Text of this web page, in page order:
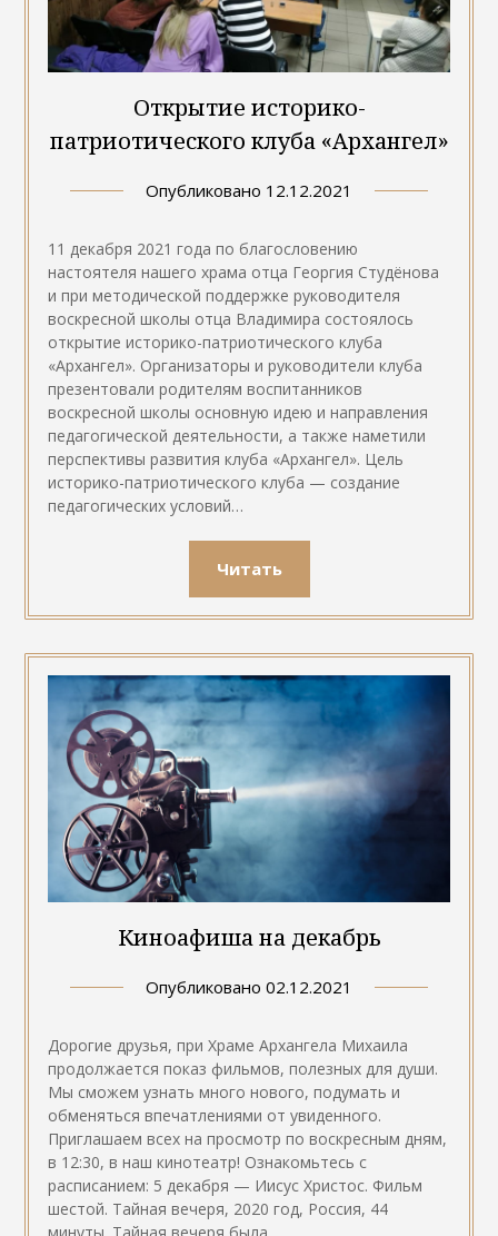
Открытие историко-
патриотического клуба «Архангел»
Опубликовано 12.12.2021
11 декабря 2021 года по благословению
настоятеля нашего храма отца Георгия Студёнова
и при методической поддержке руководителя
воскресной школы отца Владимира состоялось
открытие историко-патриотического клуба
«Архангел». Организаторы и руководители клуба
презентовали родителям воспитанников
воскресной школы основную идею и направления
педагогической деятельности, а также наметили
перспективы развития клуба «Архангел». Цель
историко-патриотического клуба — создание
педагогических условий…
Читать
Киноафиша на декабрь
Опубликовано 02.12.2021
Дорогие друзья, при Храме Архангела Михаила
продолжается показ фильмов, полезных для души.
Мы сможем узнать много нового, подумать и
обменяться впечатлениями от увиденного.
Приглашаем всех на просмотр по воскресным дням,
в 12:30, в наш кинотеатр! Ознакомьтесь с
расписанием: 5 декабря — Иисус Христос. Фильм
шестой. Тайная вечеря, 2020 год, Россия, 44